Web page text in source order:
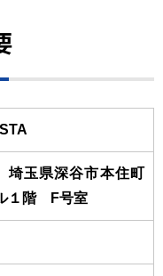
玉県深谷市本住町
１階 F号室